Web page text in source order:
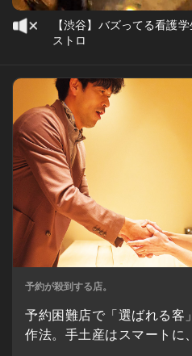
【渋谷】バズってる看護
ストロ
予約が殺到する店。
予約困難店で「選ばれる客
作法。手土産はスマートに